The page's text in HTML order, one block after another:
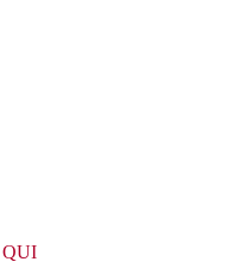
QUI